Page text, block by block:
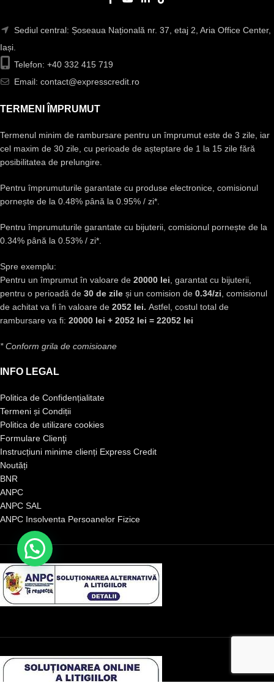
Sediul central: Șoseaua Națională nr. 37, etaj 2, Aria Office Center,
Iași.
Telefon: +40 332 415 719
Email: contact@expresscredit.ro
TERMENI ÎMPRUMUT
Termenul minim de rambursare pentru un împrumut este de 3 zile, iar
cel maxim de 30 zile, cu perioade de așteptare de 1 la 15 zile fără
posibilitatea de prelungire.
Pentru împrumuturile garantate cu produse electronice, comisionul
pornește de la 0.48% până la 0.95% / zi*.
Pentru împrumuturile garantate cu bijuterii, comisionul pornește de la
0.34% până la 0.53% / zi*.
Spre exemplu:
Pentru un împrumut în valoare de 20000 lei , garantat cu bijuterii,
pentru o perioadă de 30 de zile și un comision de 0.34/zi , comisionul
de achitat va fi în valoare de 2052 lei. Astfel, costul total de
rambursare va fi: 20000 lei + 2052 lei = 22052 lei
* Conform grila de comisioane
INFO LEGAL
Politica de Confidențialitate
Termeni și Condiții
Politica de utilizare cookies
Formulare Clienţi
Instrucțiuni minime clienți Express Credit
Noutăți
BNR
ANPC
ANPC SAL
ANPC Insolventa Persoanelor Fizice